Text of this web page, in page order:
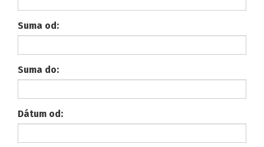
Suma od:
Suma do:
Dátum od: